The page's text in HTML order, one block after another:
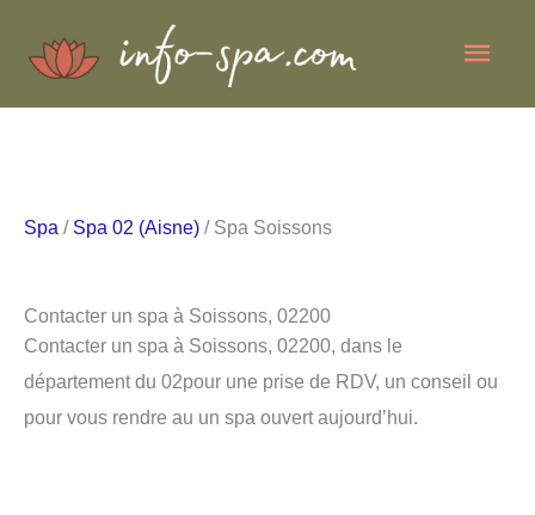
Spa / Spa 02 (Aisne) / Spa Soissons
Contacter un spa à Soissons, 02200
Contacter un spa à Soissons, 02200, dans le
département du 02pour une prise de RDV, un conseil ou
pour vous rendre au un spa ouvert aujourd’hui.